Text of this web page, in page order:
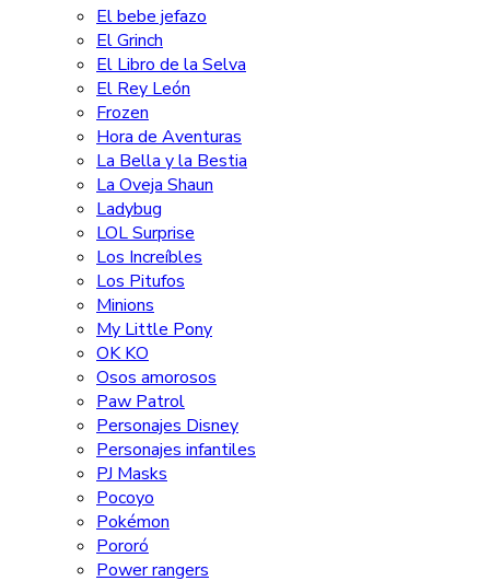
El bebe jefazo
El Grinch
El Libro de la Selva
El Rey León
Frozen
Hora de Aventuras
La Bella y la Bestia
La Oveja Shaun
Ladybug
LOL Surprise
Los Increíbles
Los Pitufos
Minions
My Little Pony
OK KO
Osos amorosos
Paw Patrol
Personajes Disney
Personajes infantiles
PJ Masks
Pocoyo
Pokémon
Pororó
Power rangers